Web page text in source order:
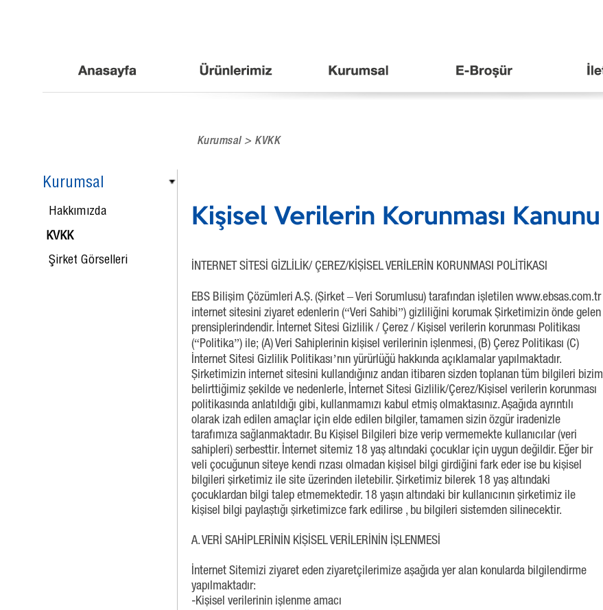
Kurumsal > KVKK
Kurumsal
Hakkımızda
KVKK
Şirket Görselleri
Kişisel Verilerin Korunması Kanunu
İNTERNET SİTESİ GİZLİLİK/ ÇEREZ/KİŞİSEL VERİLERİN KORUNMASI POLİTİKASI
EBS Bilişim Çözümleri A.Ş. (Şirket – Veri Sorumlusu) tarafından işletilen www.ebsas.com.tr
internet sitesini ziyaret edenlerin (“Veri Sahibi”) gizliliğini korumak Şirketimizin önde gelen
prensiplerindendir. İnternet Sitesi Gizlilik / Çerez / Kişisel verilerin korunması Politikası
(“Politika”) ile; (A) Veri Sahiplerinin kişisel verilerinin işlenmesi, (B) Çerez Politikası (C)
İnternet Sitesi Gizlilik Politikası’nın yürürlüğü hakkında açıklamalar yapılmaktadır.
Şirketimizin internet sitesini kullandığınız andan itibaren sizden toplanan tüm bilgileri bizim
belirttiğimiz şekilde ve nedenlerle, İnternet Sitesi Gizlilik/Çerez/Kişisel verilerin korunması
politikasında anlatıldığı gibi, kullanmamızı kabul etmiş olmaktasınız. Aşağıda ayrıntılı
olarak izah edilen amaçlar için elde edilen bilgiler, tamamen sizin özgür iradenizle
tarafımıza sağlanmaktadır. Bu Kişisel Bilgileri bize verip vermemekte kullanıcılar (veri
sahipleri) serbesttir. İnternet sitemiz 18 yaş altındaki çocuklar için uygun değildir. Eğer bir
veli çocuğunun siteye kendi rızası olmadan kişisel bilgi girdiğini fark eder ise bu kişisel
bilgileri şirketimiz ile site üzerinden iletebilir. Şirketimiz bilerek 18 yaş altındaki
çocuklardan bilgi talep etmemektedir. 18 yaşın altındaki bir kullanıcının şirketimiz ile
kişisel bilgi paylaştığı şirketimizce fark edilirse , bu bilgileri sistemden silinecektir.
A. VERİ SAHİPLERİNİN KİŞİSEL VERİLERİNİN İŞLENMESİ
İnternet Sitemizi ziyaret eden ziyaretçilerimize aşağıda yer alan konularda bilgilendirme
yapılmaktadır:
-Kişisel verilerinin işlenme amacı